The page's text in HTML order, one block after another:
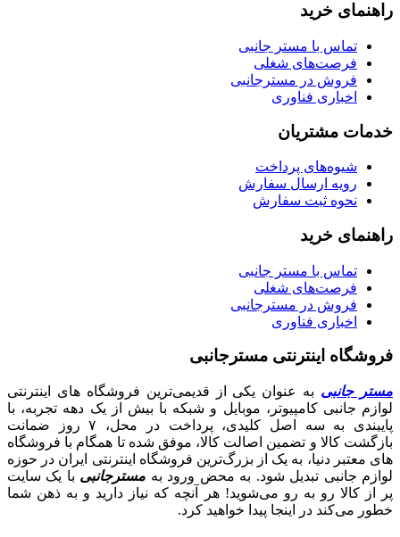
راهنمای خرید
تماس با مستر جانبی
فرصت‌های شغلی
فروش در مسترجانبی
اخباری فناوری
خدمات مشتریان
شیوه‌های پرداخت
رویه ارسال سفارش
نحوه ثبت سفارش
راهنمای خرید
تماس با مستر جانبی
فرصت‌های شغلی
فروش در مسترجانبی
اخباری فناوری
فروشگاه اینترنتی مسترجانبی
مستر جانبی به عنوان یکی از قدیمی‌ترین فروشگاه های اینترنتی
لوازم جانبی کامپیوتر، موبایل و شبکه با بیش از یک دهه تجربه، با
پایبندی به سه اصل کلیدی، پرداخت در محل، ۷ روز ضمانت
بازگشت کالا و تضمین اصالت کالا، موفق شده تا همگام با فروشگاه‌
های معتبر دنیا، به یک از بزرگ‌ترین فروشگاه اینترنتی ایران در حوزه
لوازم جانبی تبدیل شود. به محض ورود به مسترجانبی با یک سایت
پر از کالا رو به رو می‌شوید! هر آنچه که نیاز دارید و به ذهن شما
خطور می‌کند در اینجا پیدا خواهید کرد.